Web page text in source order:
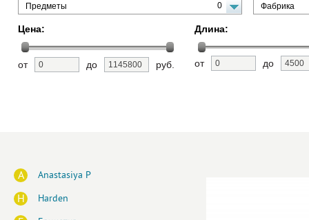
Предметы 0 Фабрика
Цена:
от до руб.
Длина:
от до
A Anastasiya P
H Harden